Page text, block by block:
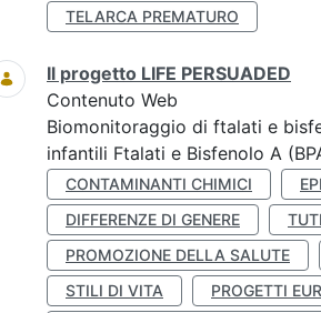
TELARCA PREMATURO
Il progetto LIFE PERSUADED
Contenuto Web
Biomonitoraggio di ftalati e
infantili Ftalati e Bisfenolo A
CONTAMINANTI CHIMICI
DIFFERENZE DI GENERE
PROMOZIONE DELLA SALUTE
STILI DI VITA
PROGETTI